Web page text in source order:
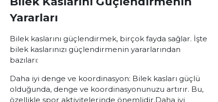
Yararları
Bilek kaslarını güçlendirmek, birçok fayda sağlar. İşte
bilek kaslarınızı güçlendirmenin yararlarından
bazıları:
Daha iyi denge ve koordinasyon: Bilek kasları güçlü
olduğunda, denge ve koordinasyonunuzu artırır. Bu,
özellikle spor aktivitelerinde önemlidir.Daha iyi